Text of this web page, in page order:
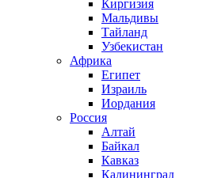
Киргизия
Мальдивы
Тайланд
Узбекистан
Африка
Египет
Израиль
Иордания
Россия
Алтай
Байкал
Кавказ
Калининград